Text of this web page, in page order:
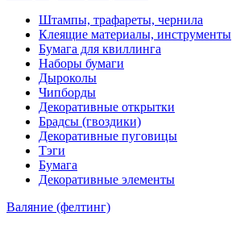
Штампы, трафареты, чернила
Клеящие материалы, инструменты
Бумага для квиллинга
Наборы бумаги
Дыроколы
Чипборды
Декоративные открытки
Брадсы (гвоздики)
Декоративные пуговицы
Тэги
Бумага
Декоративные элементы
Валяние (фелтинг)